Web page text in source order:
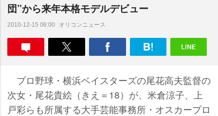
団”から来年本格モデルデビュー
2010-12-15 06:00 オリコンニュース
プロ野球・横浜ベイスターズの尾花高夫監督の
次女・尾花貴絵（きえ＝18）が、米倉涼子、上
戸彩らも所属する大手芸能事務所・オスカープロ